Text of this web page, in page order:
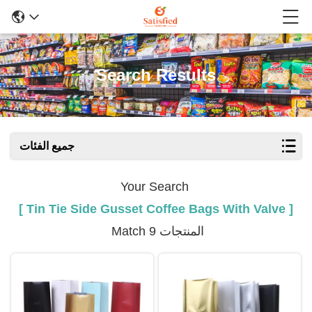
Search Results
جميع الفئات
Your Search
[ Tin Tie Side Gusset Coffee Bags With Valve ]
Match 9 المنتجات